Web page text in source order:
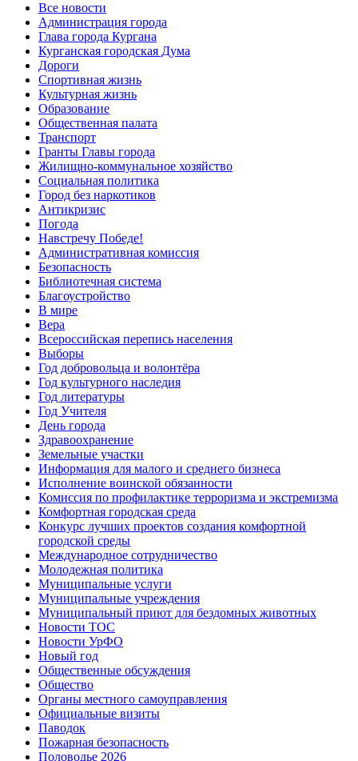
Все новости
Администрация города
Глава города Кургана
Курганская городская Дума
Дороги
Спортивная жизнь
Культурная жизнь
Образование
Общественная палата
Транспорт
Гранты Главы города
Жилищно-коммунальное хозяйство
Социальная политика
Город без наркотиков
Антикризис
Погода
Навстречу Победе!
Административная комиссия
Безопасность
Библиотечная система
Благоустройство
В мире
Вера
Всероссийская перепись населения
Выборы
Год добровольца и волонтёра
Год культурного наследия
Год литературы
Год Учителя
День города
Здравоохранение
Земельные участки
Информация для малого и среднего бизнеса
Исполнение воинской обязанности
Комиссия по профилактике терроризма и экстремизма
Комфортная городская среда
Конкурс лучших проектов создания комфортной
городской среды
Международное сотрудничество
Молодежная политика
Муниципальные услуги
Муниципальные учреждения
Муниципальный приют для бездомных животных
Новости ТОС
Новости УрФО
Новый год
Общественные обсуждения
Общество
Органы местного самоуправления
Официальные визиты
Паводок
Пожарная безопасность
Половодье 2026